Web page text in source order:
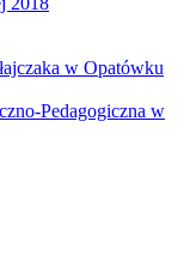
w Opatówku
Pedagogiczna w